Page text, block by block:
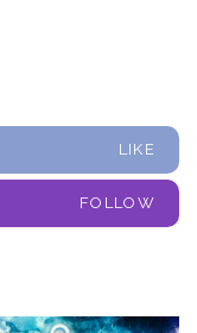
LIKE
FOLLOW